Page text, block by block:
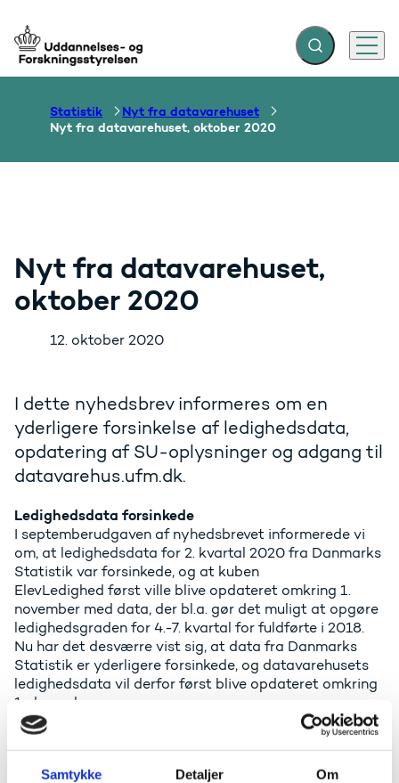
Samtykke Detaljer Om
Gå til forsiden Fold søgefelt ud
Menu
Statistik
Nyt fra datavarehuset
Nyt fra datavarehuset, oktober 2020
Nyt fra datavarehuset,
oktober 2020
12. oktober 2020
I dette nyhedsbrev informeres om en
yderligere forsinkelse af ledighedsdata,
opdatering af SU-oplysninger og adgang til
datavarehus.ufm.dk.
Ledighedsdata forsinkede
I septemberudgaven af nyhedsbrevet informerede vi
om, at ledighedsdata for 2. kvartal 2020 fra Danmarks
Statistik var forsinkede, og at kuben
ElevLedighed først ville blive opdateret omkring 1.
november med data, der bl.a. gør det muligt at opgøre
ledighedsgraden for 4.-7. kvartal for fuldførte i 2018.
Nu har det desværre vist sig, at data fra Danmarks
Statistik er yderligere forsinkede, og datavarehusets
ledighedsdata vil derfor først blive opdateret omkring
1. december.
SU
KubenSU-tildelinger blevet tilføjet nye nøgletal for
antal personer og årsværk med henholdsvis